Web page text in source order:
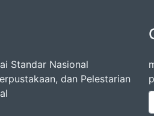
Standar Nasional
dan Pelestarian